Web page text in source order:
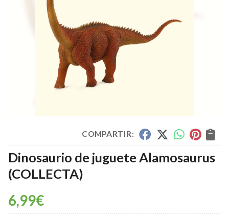
COMPARTIR:
Dinosaurio de juguete Alamosaurus
(COLLECTA)
6,99€